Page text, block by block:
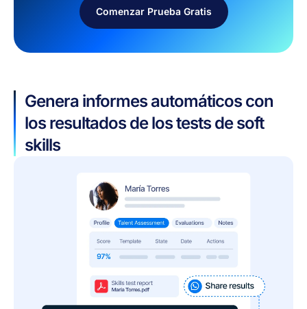
Comenzar Prueba Gratis
Genera informes automáticos con
los resultados de los tests de soft
skills